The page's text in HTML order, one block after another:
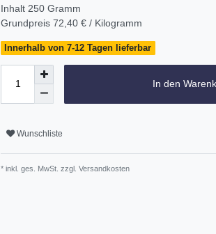
Inhalt 250 Gramm
Grundpreis 72,40 € / Kilogramm
Innerhalb von 7-12 Tagen lieferbar
In den
Wunschliste
* inkl. ges. MwSt. zzgl. Versandkosten